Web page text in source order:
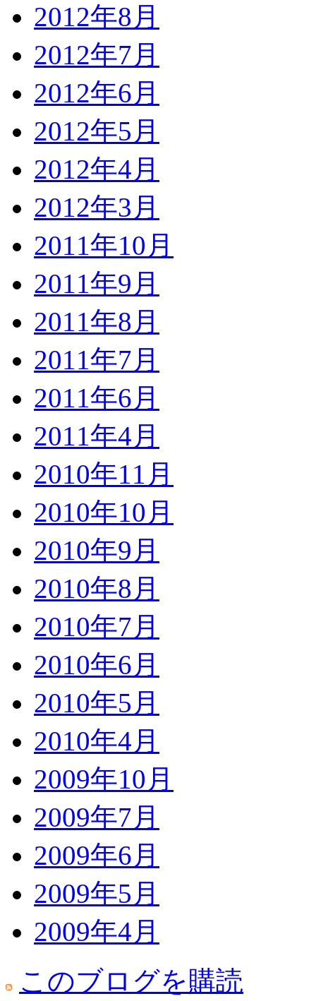
2012年8月
2012年7月
2012年6月
2012年5月
2012年4月
2012年3月
2011年10月
2011年9月
2011年8月
2011年7月
2011年6月
2011年4月
2010年11月
2010年10月
2010年9月
2010年8月
2010年7月
2010年6月
2010年5月
2010年4月
2009年10月
2009年7月
2009年6月
2009年5月
2009年4月
このブログを購読